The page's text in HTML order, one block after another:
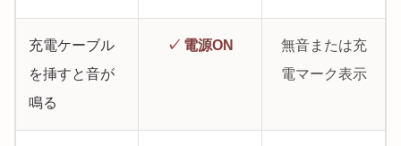
充電ケーブル
を挿すと音が
鳴る
✓ 電源ON
無音または充
電マーク表示